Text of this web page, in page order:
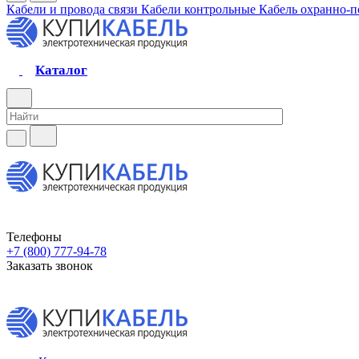
Кабели и провода связи Кабели контрольные Кабель охранно-
Каталог
Телефоны
+7 (800) 777-94-78
Заказать звонок